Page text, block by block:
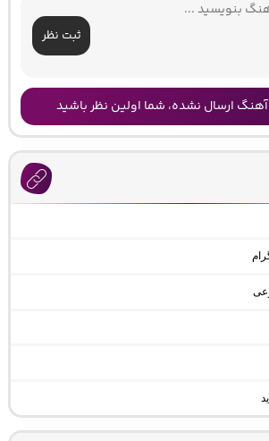
ثبت نظر
ارسال نشده، شما اولین نظر باشید